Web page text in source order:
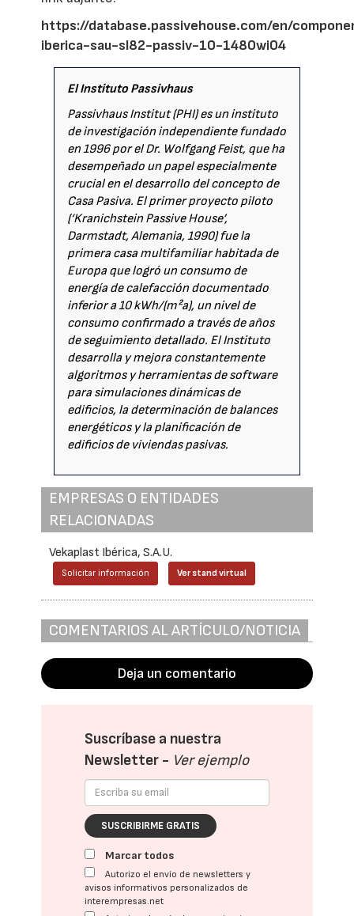
https://database.passivehouse.com/en/
iberica-sau-sl82-passiv-10-1480wi04
El Instituto Passivhaus
Passivhaus Institut (PHI) es un instituto
de investigación independiente fundado
en 1996 por el Dr. Wolfgang Feist, que ha
desempeñado un papel especialmente
crucial en el desarrollo del concepto de
Casa Pasiva. El primer proyecto piloto
(‘Kranichstein Passive House’,
Darmstadt, Alemania, 1990) fue la
primera casa multifamiliar habitada de
Europa que logró un consumo de
energía de calefacción documentado
inferior a 10 kWh/(m²a), un nivel de
consumo confirmado a través de años
de seguimiento detallado. El Instituto
desarrolla y mejora constantemente
algoritmos y herramientas de software
para simulaciones dinámicas de
edificios, la determinación de balances
energéticos y la planificación de
edificios de viviendas pasivas.
EMPRESAS O ENTIDADES
RELACIONADAS
Vekaplast Ibérica, S.A.U.
Solicitar información Ver stand virtual
COMENTARIOS AL ARTÍCULO/NOTICIA
Deja un comentario
Suscríbase a nuestra
Newsletter - Ver ejemplo
SUSCRIBIRME GRATIS
Marcar todos
Autorizo el envío de newsletters y
avisos informativos personalizados de
interempresas.net